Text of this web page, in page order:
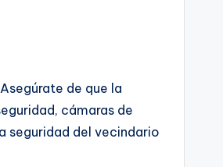
de que la
cámaras de
seguridad del vecindario